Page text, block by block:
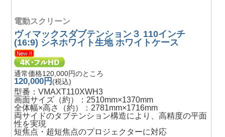
電動スクリーン
ヴィマックスダブテンション３ 110インチ
(16:9) シネホワイト生地 ホワイトケース
通常価格120,000円のところ
120,000円 (税込)
型番：VMAXT110XWH3
画面サイズ（約）：2510mm×1370mm
全体幅×高さ（約）：2781mm×1716mm
両サイドのタブテンション構造により、高精度の平面
性を実現
短焦点・超短焦点のプロジェクターに対応